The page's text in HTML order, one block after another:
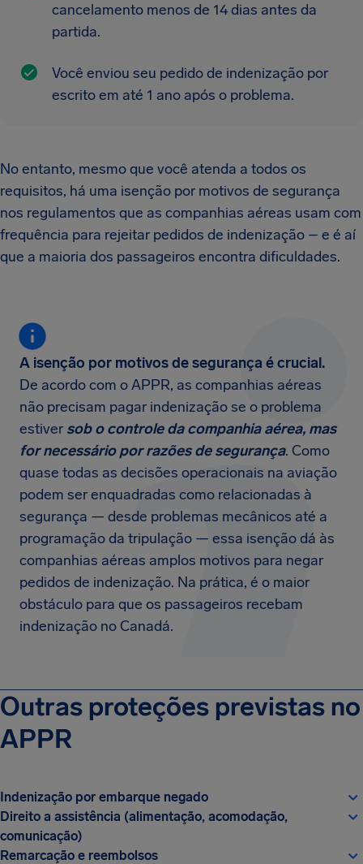
cancelamento menos de 14 dias antes da
partida.
Você enviou seu pedido de indenização por
escrito em até 1 ano após o problema.
No entanto, mesmo que você atenda a todos os
requisitos, há uma isenção por motivos de segurança
nos regulamentos que as companhias aéreas usam com
frequência para rejeitar pedidos de indenização – e é aí
que a maioria dos passageiros encontra dificuldades.
A isenção por motivos de segurança é crucial.
De acordo com o APPR, as companhias aéreas
não precisam pagar indenização se o problema
estiver sob o controle da companhia aérea, mas
for necessário por razões de segurança. Como
quase todas as decisões operacionais na aviação
podem ser enquadradas como relacionadas à
segurança — desde problemas mecânicos até a
programação da tripulação — essa isenção dá às
companhias aéreas amplos motivos para negar
pedidos de indenização. Na prática, é o maior
obstáculo para que os passageiros recebam
indenização no Canadá.
Outras proteções previstas no
APPR
Indenização por embarque negado
Direito a assistência (alimentação, acomodação,
comunicação)
Remarcação e reembolsos